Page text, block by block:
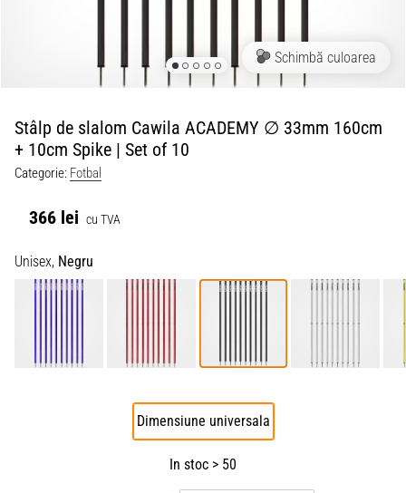
Schimbă culoarea
Stâlp de slalom Cawila ACADEMY ∅ 33mm 160cm
+ 10cm Spike | Set of 10
Categorie: Fotbal
366 lei cu TVA
Unisex, Negru
Dimensiune universala
In stoc > 50